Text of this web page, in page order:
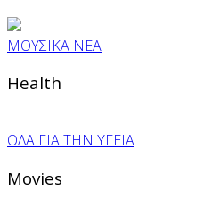
ΜΟΥΣΙΚΑ ΝΕΑ
Health
ΟΛΑ ΓΙΑ ΤΗΝ ΥΓΕΙΑ
Movies